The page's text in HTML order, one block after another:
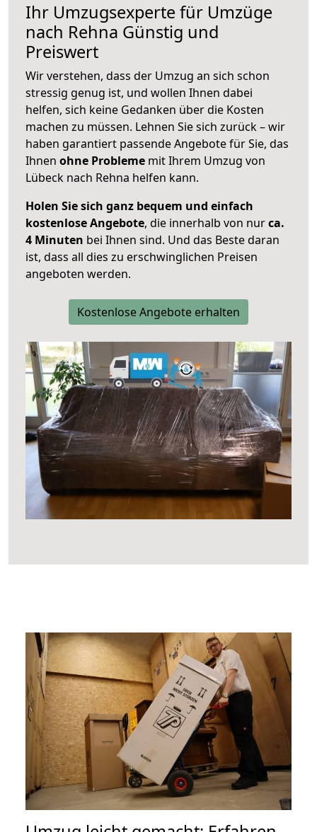
Ihr Umzugsexperte für Umzüge
nach Rehna Günstig und
Preiswert
Wir verstehen, dass der Umzug an sich schon
stressig genug ist, und wollen Ihnen dabei
helfen, sich keine Gedanken über die Kosten
machen zu müssen. Lehnen Sie sich zurück – wir
haben garantiert passende Angebote für Sie, das
Ihnen ohne Probleme mit Ihrem Umzug von
Lübeck nach Rehna helfen kann.
Holen Sie sich ganz bequem und einfach
kostenlose Angebote, die innerhalb von nurca.
4 Minuten bei Ihnen sind. Und das Beste daran
ist, dass all dies zu erschwinglichen Preisen
angeboten werden.
Kostenlose Angebote erhalten